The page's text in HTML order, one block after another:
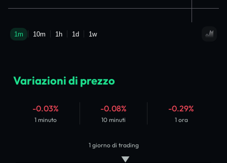
Variazioni di prezzo
-0.03%
1 minuto
-0.08%
10 minuti
-0.29%
1 ora
1 giorno di trading